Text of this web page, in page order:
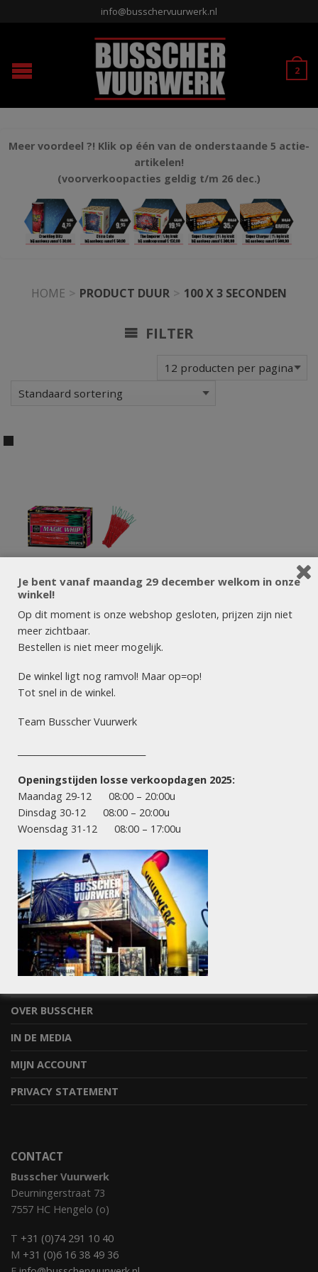
info@busschervuurwerk.nl
2
Meer voordeel ?! Klik op één van de onderstaande 5 actie-
artikelen!
(voorverkoopacties geldig t/m 26 dec.)
HOME > PRODUCT DUUR > 100 X 3 SECONDEN
FILTER
KINDERVUURWERK
Magic Whip (100 stuks)
VUURWERK HENGELO
acties: goede prijs, maximaal vuurwerk! Succesvol en
betrouwbaar vuurwerk!
Vuurwerkverkoopdagen 2025:
maandag 29 december
8.00 uur – 20.00 uur
dinsdag 30 december
8.00 uur – 20.00 uur
woensdag 31 december
8.00 uur – 17.00 uur
INFORMATIE
STEL JE VRAAG
OVER BUSSCHER
IN DE MEDIA
MIJN ACCOUNT
PRIVACY STATEMENT
CONTACT
Busscher Vuurwerk
Deurningerstraat 73
7557 HC Hengelo (o)
T +31 (0)74 291 10 40
M +31 (0)6 16 38 49 36
Je bent vanaf maandag 29 december welkom in onze
winkel!
Op dit moment is onze webshop gesloten, prijzen zijn niet
meer zichtbaar.
Bestellen is niet meer mogelijk.
De winkel ligt nog ramvol! Maar op=op!
Tot snel in de winkel.
Team Busscher Vuurwerk
Openingstijden losse verkoopdagen 2025:
Maandag 29-12 08:00 – 20:00u
Dinsdag 30-12 08:00 – 20:00u
Woensdag 31-12 08:00 – 17:00u